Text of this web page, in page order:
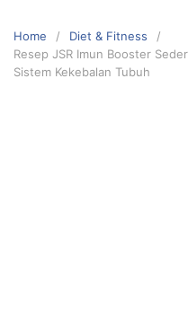
content
Home
Diet & Fitness
Resep JSR Imun Booster
Sistem Kekebalan Tubuh